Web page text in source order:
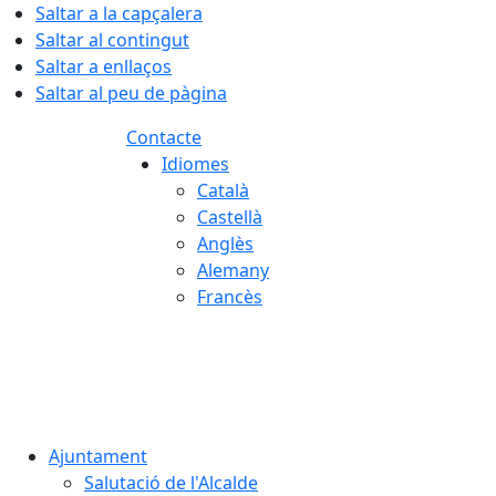
Saltar a la capçalera
Saltar al contingut
Saltar a enllaços
Saltar al peu de pàgina
Contacte
Idiomes
Català
Castellà
Anglès
Alemany
Francès
Ajuntament
Salutació de l'Alcalde